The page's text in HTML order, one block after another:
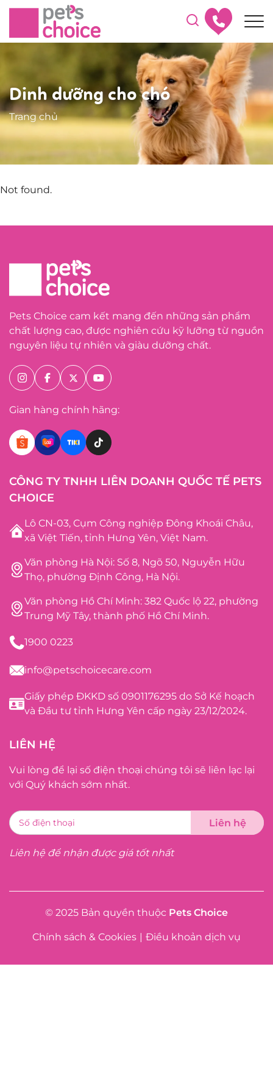
Dinh dưỡng cho chó
Trang chủ
Not found.
Pets Choice cam kết mang đến những sản phẩm
chất lượng cao, được nghiên cứu kỹ lưỡng từ nguồn
nguyên liệu tự nhiên và giàu dưỡng chất.
Gian hàng chính hãng:
CÔNG TY TNHH LIÊN DOANH QUỐC TẾ PETS
CHOICE
Lô CN-03, Cụm Công nghiệp Đông Khoái Châu,
xã Việt Tiến, tỉnh Hưng Yên, Việt Nam.
Văn phòng Hà Nội: Số 8, Ngõ 50, Nguyễn Hữu
Thọ, phường Định Công, Hà Nội.
Văn phòng Hồ Chí Minh: 382 Quốc lộ 22, phường
Trung Mỹ Tây, thành phố Hồ Chí Minh.
1900 0223
info@petschoicecare.com
Giấy phép ĐKKD số 0901176295 do Sở Kế hoạch
và Đầu tư tỉnh Hưng Yên cấp ngày 23/12/2024.
LIÊN HỆ
Vui lòng để lại số điện thoại chúng tôi sẽ liên lạc lại
với Quý khách sớm nhất.
Liên hệ để nhận được giá tốt nhất
© 2025 Bản quyền thuộc Pets Choice
Chính sách & Cookies | Điều khoản dịch vụ